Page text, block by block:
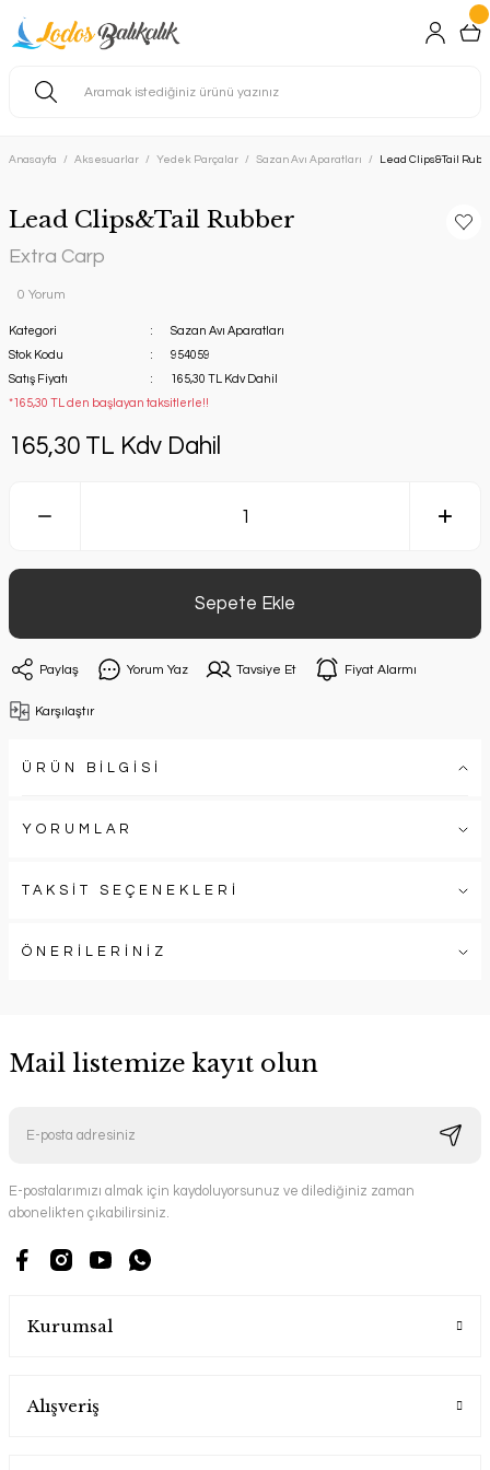
Anasayfa Aksesuarlar Yedek Parçalar Sazan Avı Aparatları Lead Clips&Tail
Lead Clips&Tail Rubber
Extra Carp
0 Yorum
Kategori
Sazan Avı Aparatları
Stok Kodu
954059
Satış Fiyatı
165,30 TL Kdv Dahil
*165,30 TL den başlayan taksitlerle!!
165,30 TL Kdv Dahil
Sepete Ekle
Paylaş Yorum Yaz Tavsiye Et Fiyat Alarmı
Karşılaştır
ÜRÜN BİLGİSİ
YORUMLAR
TAKSİT SEÇENEKLERİ
ÖNERİLERİNİZ
Mail listemize kayıt olun
E-postalarımızı almak için kaydoluyorsunuz ve dilediğiniz zaman
abonelikten çıkabilirsiniz.
Kurumsal
Alışveriş